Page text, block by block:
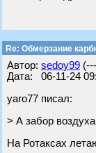
Re: Обмерзание
Автор: sedoy99
Дата: 06-11-24
yaro77 писал:
> А забор
На Ротаксах